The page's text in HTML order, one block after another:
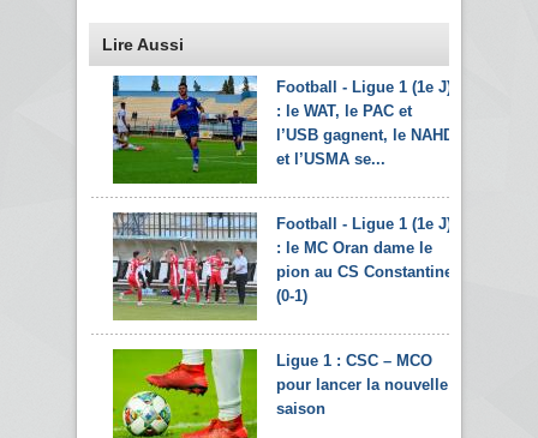
Lire Aussi
Football - Ligue 1 (1e J)
: le WAT, le PAC et
l’USB gagnent, le NAHD
et l’USMA se...
Football - Ligue 1 (1e J)
: le MC Oran dame le
pion au CS Constantine
(0-1)
Ligue 1 : CSC – MCO
pour lancer la nouvelle
saison